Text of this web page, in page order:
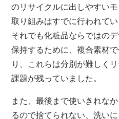
のリサイクルに出しやすい
取り組みはすでに行われてい
それでも化粧品ならではの
保持するために、複合素材
り、これらは分別が難しく
課題が残っていました。
また、最後まで使いきれな
るので捨てられない、洗い